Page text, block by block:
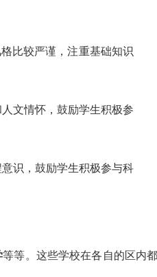
比较严谨，注重基础知识
文情怀，鼓励学生积极参
识，鼓励学生积极参与科
等等。这些学校在各自的区内都